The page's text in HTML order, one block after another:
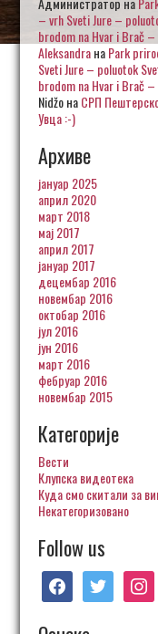
– vrh Sveti Jure –
brodom na Hvar i Brač
AleksandraнаPark
Sveti Jure – poluotok
brodom na Hvar i Brač
NidžoнаСРП
Увца :-)
Архиве
јануар 2025
април 2020
март 2018
мај 2017
април 2017
јануар 2017
децембар 2016
новембар 2016
октобар 2016
јул 2016
јун 2016
март 2016
фебруар 2016
новембар 2015
Категорије
Вести
Клупска видеотека
Куда смо скитали за
Некатегоризовано
Follow us
facebooktwitter